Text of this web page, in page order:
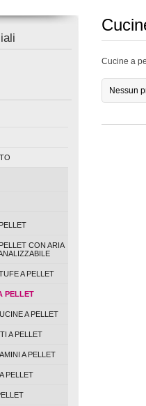
CON ARIA
A PELLET
PELLET
A PELLET
A PELLET
A PELLET
PELLET
Cucine a
Nessun